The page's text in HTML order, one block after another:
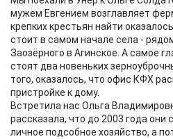
мужем Евгением возглавляет
крепких крестьян найти
стоит в самом начале села -
Заозёрного в Агинское. А самое
стоят два новеньких
того, оказалось, что офис КФХ
пристройке к дому.
Встретила нас Ольга
рассказала, что до 2003 года
личное подсобное хозяйство, а